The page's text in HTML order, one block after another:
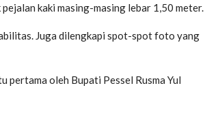
kaki masing-masing lebar 1,50 meter.
Juga dilengkapi spot-spot foto yang
pertama oleh Bupati Pessel Rusma Yul